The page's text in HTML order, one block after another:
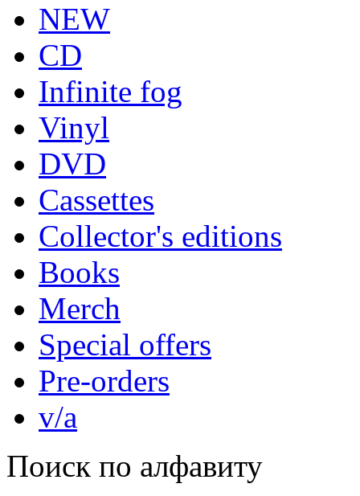
NEW
CD
Infinite fog
Vinyl
DVD
Cassettes
Collector's editions
Books
Merch
Special offers
Pre-orders
v/a
Поиск по алфавиту